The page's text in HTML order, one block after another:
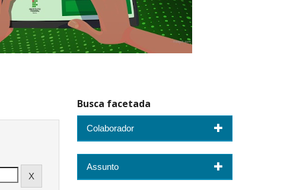
Busca facetada
Colaborador
Assunto